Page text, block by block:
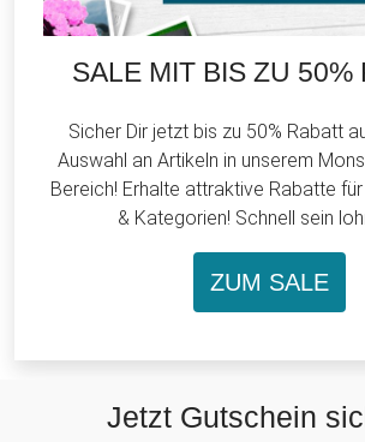
SALE MIT BIS ZU 50%
Sicher Dir jetzt bis zu 50% Rabatt
Auswahl an Artikeln in unserem
Bereich! Erhalte attraktive Rabatte
& Kategorien! Schnell sein
ZUM SALE
Jetzt Gutschein